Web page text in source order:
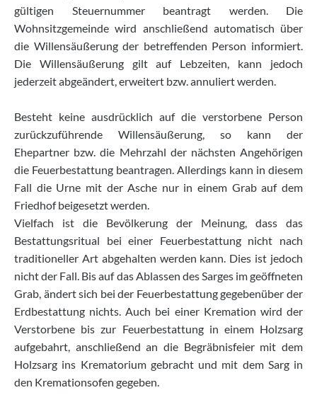
gültigen Steuernummer beantragt werden. Die
Wohnsitzgemeinde wird anschließend automatisch über
die Willensäußerung der betreffenden Person informiert.
Die Willensäußerung gilt auf Lebzeiten, kann jedoch
jederzeit abgeändert, erweitert bzw. annuliert werden.
Besteht keine ausdrücklich auf die verstorbene Person
zurückzuführende Willensäußerung, so kann der
Ehepartner bzw. die Mehrzahl der nächsten Angehörigen
die Feuerbestattung beantragen. Allerdings kann in diesem
Fall die Urne mit der Asche nur in einem Grab auf dem
Friedhof beigesetzt werden.
Vielfach ist die Bevölkerung der Meinung, dass das
Bestattungsritual bei einer Feuerbestattung nicht nach
traditioneller Art abgehalten werden kann. Dies ist jedoch
nicht der Fall. Bis auf das Ablassen des Sarges im geöffneten
Grab, ändert sich bei der Feuerbestattung gegebenüber der
Erdbestattung nichts. Auch bei einer Kremation wird der
Verstorbene bis zur Feuerbestattung in einem Holzsarg
aufgebahrt, anschließend an die Begräbnisfeier mit dem
Holzsarg ins Krematorium gebracht und mit dem Sarg in
den Kremationsofen gegeben.